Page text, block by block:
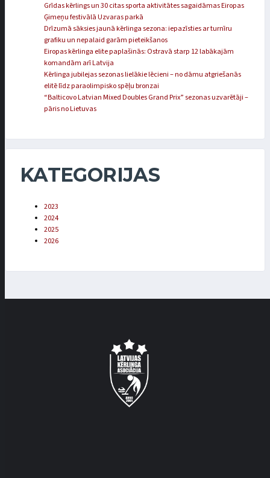
Grīdas kērlings un 30 citas sporta aktivitātes sagaidāmas Eiropas
Ģimeņu festivālā Uzvaras parkā
Drīzumā sāksies jaunā kērlinga sezona: iepazīsties ar turnīru
grafiku un nepalaid garām pieteikšanos
Eiropas kērlinga elite paplašinās: Ostravā starp 12 labākajām
komandām arī Latvija
Kērlinga jubilejas sezonas lielākie lēcieni – no dāmu atgriešanās
elitē līdz paraolimpisko spēļu bronzai
“Balticovo Latvian Mixed Doubles Grand Prix” sezonas uzvarētāji –
pāris no Lietuvas
KATEGORIJAS
2023
2024
2025
2026